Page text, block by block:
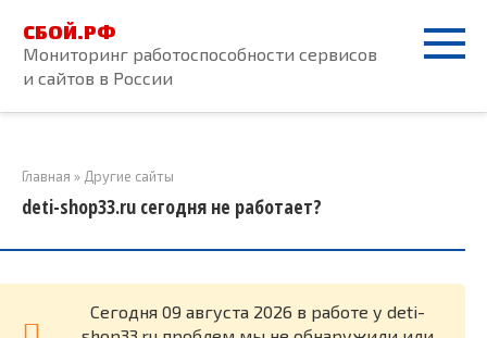
контенту
СБОЙ.РФ
Мониторинг работоспособности сервисов
и сайтов в России
Главная » Другие сайты
deti-shop33.ru сегодня не работает?
Cегодня 09 августа 2026 в работе у deti-